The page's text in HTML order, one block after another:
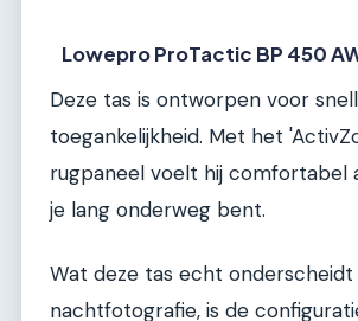
Lowepro ProTactic BP 450
Deze tas is ontworpen voor
toegankelijkheid. Met het
rugpaneel voelt hij comfortabel
je lang onderweg bent.
Wat deze tas echt
nachtfotografie, is de